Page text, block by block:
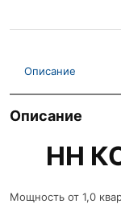
Описание
Описание
НН
Мощность от 1,0